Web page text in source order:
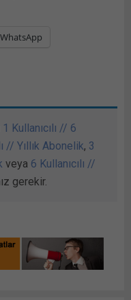
WhatsApp
1 Kullanıcılı // 6
// Yıllık Abonelik, 3
veya 6 Kullanıcılı //
gerekir.